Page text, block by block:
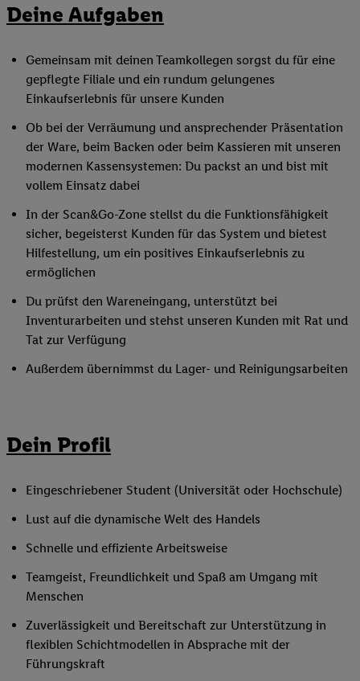
Deine Aufgaben
Gemeinsam mit deinen Teamkollegen sorgst du für eine
gepflegte Filiale und ein rundum gelungenes
Einkaufserlebnis für unsere Kunden
Ob bei der Verräumung und ansprechender Präsentation
der Ware, beim Backen oder beim Kassieren mit unseren
modernen Kassensystemen: Du packst an und bist mit
vollem Einsatz dabei
In der Scan&Go-Zone stellst du die Funktionsfähigkeit
sicher, begeisterst Kunden für das System und bietest
Hilfestellung, um ein positives Einkaufserlebnis zu
ermöglichen
Du prüfst den Wareneingang, unterstützt bei
Inventurarbeiten und stehst unseren Kunden mit Rat und
Tat zur Verfügung
Außerdem übernimmst du Lager- und Reinigungsarbeiten
Dein Profil
Eingeschriebener Student (Universität oder Hochschule)
Lust auf die dynamische Welt des Handels
Schnelle und effiziente Arbeitsweise
Teamgeist, Freundlichkeit und Spaß am Umgang mit
Menschen
Zuverlässigkeit und Bereitschaft zur Unterstützung in
flexiblen Schichtmodellen in Absprache mit der
Führungskraft